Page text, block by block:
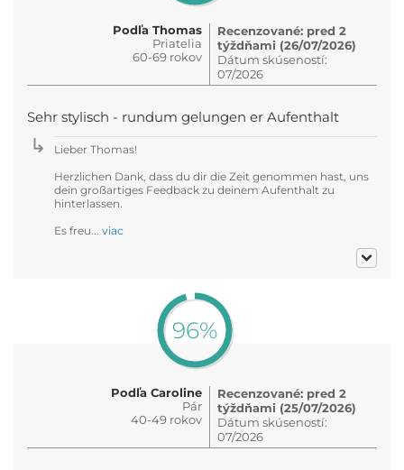
Podľa Thomas
Priatelia
60-69 rokov
Recenzované: pred 2
týždňami (26/07/2026)
Dátum skúseností:
07/2026
Sehr stylisch - rundum gelungen er Aufenthalt
Lieber Thomas!
Herzlichen Dank, dass du dir die Zeit genommen hast, uns
dein großartiges Feedback zu deinem Aufenthalt zu
hinterlassen.
Es freu... viac
96%
Podľa Caroline
Pár
40-49 rokov
Recenzované: pred 2
týždňami (25/07/2026)
Dátum skúseností:
07/2026